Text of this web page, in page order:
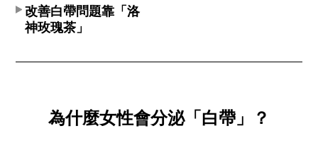
改善白帶問題靠「洛
神玫瑰茶」
為什麼女性會分泌「白帶」？